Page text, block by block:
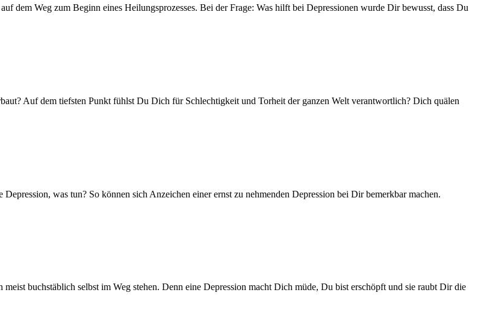
dem Weg zum Beginn eines Heilungsprozesses. Bei der Frage: Was hilft bei Depressionen wurde Dir bewusst, dass Du
Auf dem tiefsten Punkt fühlst Du Dich für Schlechtigkeit und Torheit der ganzen Welt verantwortlich? Dich quälen
was tun? So können sich Anzeichen einer ernst zu nehmenden Depression bei Dir bemerkbar machen.
buchstäblich selbst im Weg stehen. Denn eine Depression macht Dich müde, Du bist erschöpft und sie raubt Dir die